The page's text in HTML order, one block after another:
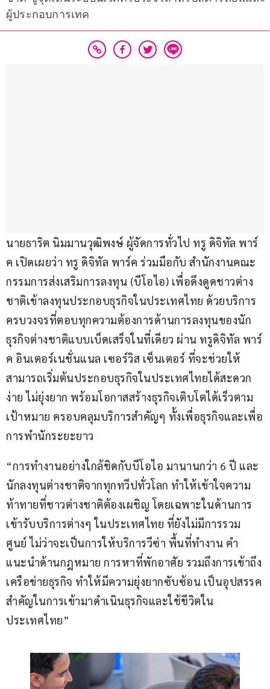
ผู้ประกอบการเทค
นายธาริต นิมมานวุฒิพงษ์ ผู้จัดการทั่วไป ทรู ดิจิทัล พาร์
ค เปิดเผยว่า ทรู ดิจิทัล พาร์ค ร่วมมือกับ สำนักงานคณะ
กรรมการส่งเสริมการลงทุน (บีโอไอ) เพื่อดึงดูดชาวต่าง
ชาติเข้าลงทุนประกอบธุรกิจในประเทศไทย ด้วยบริการ
ครบวงจรที่ตอบทุกความต้องการด้านการลงทุนของนัก
ธุรกิจต่างชาติแบบเบ็ดเสร็จในที่เดียว ผ่าน ทรูดิจิทัล พาร์
ค อินเตอร์เนชั่นแนล เซอร์วิส เซ็นเตอร์ ที่จะช่วยให้
สามารถเริ่มต้นประกอบธุรกิจในประเทศไทยได้สะดวก
ง่าย ไม่ยุ่งยาก พร้อมโอกาสสร้างธุรกิจเติบโตได้เร็วตาม
เป้าหมาย ครอบคลุมบริการสำคัญๆ ทั้งเพื่อธุรกิจและเพื่อ
การพำนักระยะยาว
“การทำงานอย่างใกล้ชิดกับบีโอไอ มานานกว่า 6 ปี และ
นักลงทุนต่างชาติจากทุกทวีปทั่วโลก ทำให้เข้าใจความ
ท้าทายที่ชาวต่างชาติต้องเผชิญ โดยเฉพาะในด้านการ
เข้ารับบริการต่างๆ ในประเทศไทย ที่ยังไม่มีการรวม
ศูนย์ ไม่ว่าจะเป็นการให้บริการวีซ่า พื้นที่ทำงาน คำ
แนะนำด้านกฎหมาย การหาที่พักอาศัย รวมถึงการเข้าถึง
เครือข่ายธุรกิจ ทำให้มีความยุ่งยากซับซ้อน เป็นอุปสรรค
สำคัญในการเข้ามาดำเนินธุรกิจและใช้ชีวิตใน
ประเทศไทย”